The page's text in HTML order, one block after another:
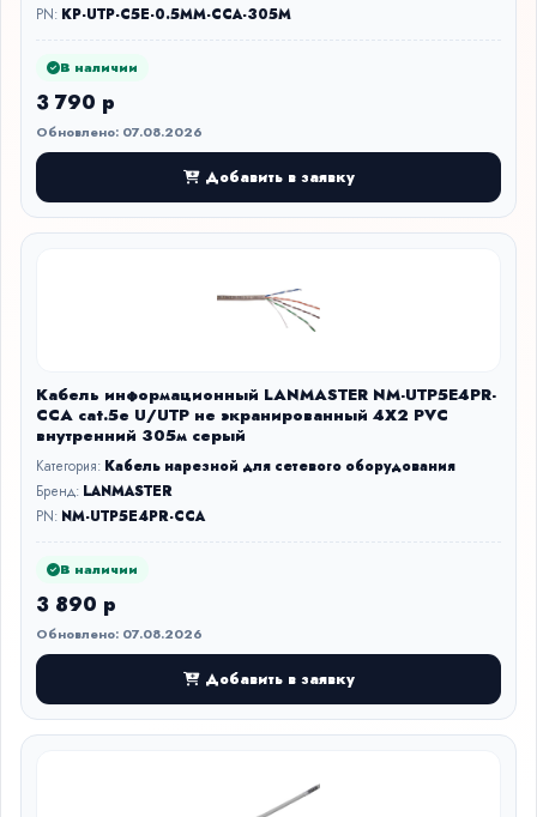
PN: KP-UTP-C5E-0.5MM-CCA-305M
В наличии
3 790 р
Обновлено: 07.08.2026
Добавить в заявку
Кабель информационный LANMASTER NM-UTP5E4PR-
CCA cat.5е U/UTP не экранированный 4X2 PVC
внутренний 305м серый
Категория: Кабель нарезной для сетевого оборудования
Бренд: LANMASTER
PN: NM-UTP5E4PR-CCA
В наличии
3 890 р
Обновлено: 07.08.2026
Добавить в заявку